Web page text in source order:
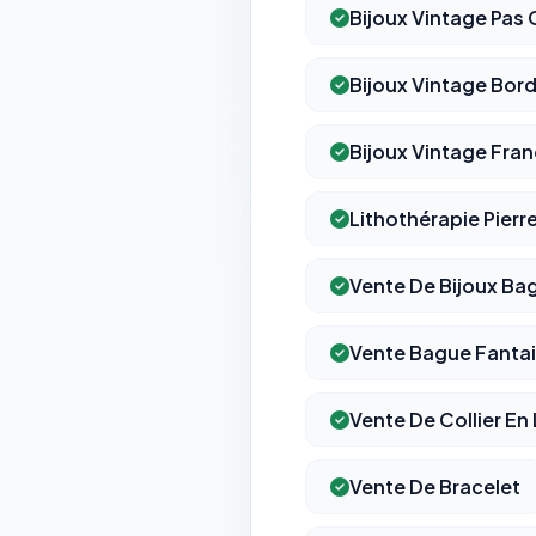
Bijoux Vintage Pas
Bijoux Vintage
Bijoux Vintage
Lithothérapie
Vente De Bijoux
Vente Bague
Vente De Collier En
Vente De Bracelet